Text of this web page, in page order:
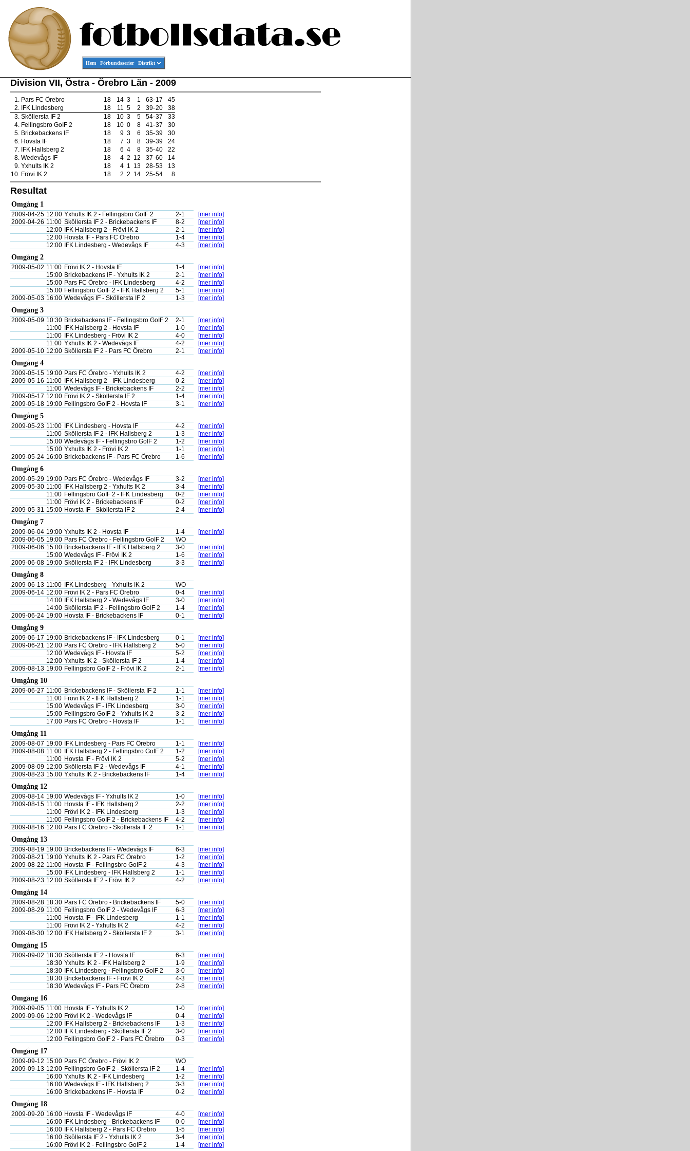
Hem Förbundsserier Distrikt
Division VII, Östra - Örebro Län - 2009
1. Pars FC Örebro 18 14 3 1 63-17
45
2. IFK Lindesberg 18 11 5 2 39-20
38
3. Sköllersta IF 2 18 10 3 5 54-37
33
4. Fellingsbro GoIF 2 18 10 0 8 41-37
30
5. Brickebackens IF 18 9 3 6 35-39
30
6. Hovsta IF 18 7 3 8 39-39
24
7. IFK Hallsberg 2 18 6 4 8 35-40
22
8. Wedevågs IF 18 4 2 12 37-60
14
9. Yxhults IK 2 18 4 1 13 28-53
13
10. Frövi IK 2 18 2 2 14 25-54 8
Resultat
Omgång 1
2009-04-25 12:00 Yxhults IK 2 - Fellingsbro GoIF 2 2-1
[mer info]
2009-04-26 11:00 Sköllersta IF 2 - Brickebackens IF 8-2
[mer info]
12:00
IFK Hallsberg 2 - Frövi IK 2 2-1
[mer info]
12:00 Hovsta IF - Pars FC Örebro 1-4
[mer info]
12:00
IFK Lindesberg - Wedevågs IF 4-3 [mer info]
Omgång 2
2009-05-02 11:00 Frövi IK 2 - Hovsta IF 1-4
[mer info]
15:00 Brickebackens IF - Yxhults IK 2 2-1
[mer info]
15:00 Pars FC Örebro - IFK Lindesberg 4-2
[mer info]
15:00 Fellingsbro GoIF 2 - IFK Hallsberg 2 5-1
[mer info]
2009-05-03 16:00 Wedevågs IF - Sköllersta IF 2 1-3 [mer info]
Omgång 3
2009-05-09 10:30 Brickebackens IF - Fellingsbro GoIF 2 2-1
[mer info]
11:00
IFK Hallsberg 2 - Hovsta IF 1-0
[mer info]
11:00
IFK Lindesberg - Frövi IK 2 4-0
[mer info]
11:00 Yxhults IK 2 - Wedevågs IF 4-2
[mer info]
2009-05-10 12:00 Sköllersta IF 2 - Pars FC Örebro 2-1 [mer info]
Omgång 4
2009-05-15 19:00 Pars FC Örebro - Yxhults IK 2 4-2
[mer info]
2009-05-16 11:00 IFK Hallsberg 2 - IFK Lindesberg 0-2
[mer info]
11:00 Wedevågs IF - Brickebackens IF 2-2
[mer info]
2009-05-17 12:00 Frövi IK 2 - Sköllersta IF 2 1-4
[mer info]
2009-05-18 19:00 Fellingsbro GoIF 2 - Hovsta IF 3-1 [mer info]
Omgång 5
2009-05-23 11:00 IFK Lindesberg - Hovsta IF 4-2
[mer info]
11:00 Sköllersta IF 2 - IFK Hallsberg 2 1-3
[mer info]
15:00 Wedevågs IF - Fellingsbro GoIF 2 1-2
[mer info]
15:00 Yxhults IK 2 - Frövi IK 2 1-1
[mer info]
2009-05-24 16:00 Brickebackens IF - Pars FC Örebro 1-6 [mer info]
Omgång 6
2009-05-29 19:00 Pars FC Örebro - Wedevågs IF 3-2
[mer info]
2009-05-30 11:00 IFK Hallsberg 2 - Yxhults IK 2 3-4
[mer info]
11:00 Fellingsbro GoIF 2 - IFK Lindesberg 0-2
[mer info]
11:00 Frövi IK 2 - Brickebackens IF 0-2
[mer info]
2009-05-31 15:00 Hovsta IF - Sköllersta IF 2 2-4 [mer info]
Omgång 7
2009-06-04 19:00 Yxhults IK 2 - Hovsta IF 1-4
[mer info]
2009-06-05 19:00 Pars FC Örebro - Fellingsbro GoIF 2
WO
2009-06-06 15:00 Brickebackens IF - IFK Hallsberg 2 3-0
[mer info]
15:00 Wedevågs IF - Frövi IK 2 1-6
[mer info]
2009-06-08 19:00 Sköllersta IF 2 - IFK Lindesberg 3-3 [mer info]
Omgång 8
2009-06-13 11:00 IFK Lindesberg - Yxhults IK 2
WO
2009-06-14 12:00 Frövi IK 2 - Pars FC Örebro 0-4
[mer info]
14:00
IFK Hallsberg 2 - Wedevågs IF 3-0
[mer info]
14:00 Sköllersta IF 2 - Fellingsbro GoIF 2 1-4
[mer info]
2009-06-24 19:00 Hovsta IF - Brickebackens IF 0-1 [mer info]
Omgång 9
2009-06-17 19:00 Brickebackens IF - IFK Lindesberg 0-1
[mer info]
2009-06-21 12:00 Pars FC Örebro - IFK Hallsberg 2 5-0
[mer info]
12:00 Wedevågs IF - Hovsta IF 5-2
[mer info]
12:00 Yxhults IK 2 - Sköllersta IF 2 1-4
[mer info]
2009-08-13 19:00 Fellingsbro GoIF 2 - Frövi IK 2 2-1 [mer info]
Omgång 10
2009-06-27 11:00 Brickebackens IF - Sköllersta IF 2 1-1
[mer info]
11:00 Frövi IK 2 - IFK Hallsberg 2 1-1
[mer info]
15:00 Wedevågs IF - IFK Lindesberg 3-0
[mer info]
15:00 Fellingsbro GoIF 2 - Yxhults IK 2 3-2
[mer info]
17:00 Pars FC Örebro - Hovsta IF 1-1 [mer info]
Omgång 11
2009-08-07 19:00 IFK Lindesberg - Pars FC Örebro 1-1
[mer info]
2009-08-08 11:00 IFK Hallsberg 2 - Fellingsbro GoIF 2 1-2
[mer info]
11:00 Hovsta IF - Frövi IK 2 5-2
[mer info]
2009-08-09 12:00 Sköllersta IF 2 - Wedevågs IF 4-1
[mer info]
2009-08-23 15:00 Yxhults IK 2 - Brickebackens IF 1-4 [mer info]
Omgång 12
2009-08-14 19:00 Wedevågs IF - Yxhults IK 2 1-0
[mer info]
2009-08-15 11:00 Hovsta IF - IFK Hallsberg 2 2-2
[mer info]
11:00 Frövi IK 2 - IFK Lindesberg 1-3
[mer info]
11:00 Fellingsbro GoIF 2 - Brickebackens IF 4-2
[mer info]
2009-08-16 12:00 Pars FC Örebro - Sköllersta IF 2 1-1 [mer info]
Omgång 13
2009-08-19 19:00 Brickebackens IF - Wedevågs IF 6-3
[mer info]
2009-08-21 19:00 Yxhults IK 2 - Pars FC Örebro 1-2
[mer info]
2009-08-22 11:00 Hovsta IF - Fellingsbro GoIF 2 4-3
[mer info]
15:00
IFK Lindesberg - IFK Hallsberg 2 1-1
[mer info]
2009-08-23 12:00 Sköllersta IF 2 - Frövi IK 2 4-2 [mer info]
Omgång 14
2009-08-28 18:30 Pars FC Örebro - Brickebackens IF 5-0
[mer info]
2009-08-29 11:00 Fellingsbro GoIF 2 - Wedevågs IF 6-3
[mer info]
11:00 Hovsta IF - IFK Lindesberg 1-1
[mer info]
11:00 Frövi IK 2 - Yxhults IK 2 4-2
[mer info]
2009-08-30 12:00 IFK Hallsberg 2 - Sköllersta IF 2 3-1 [mer info]
Omgång 15
2009-09-02 18:30 Sköllersta IF 2 - Hovsta IF 6-3
[mer info]
18:30 Yxhults IK 2 - IFK Hallsberg 2 1-9
[mer info]
18:30
IFK Lindesberg - Fellingsbro GoIF 2 3-0
[mer info]
18:30 Brickebackens IF - Frövi IK 2 4-3
[mer info]
18:30 Wedevågs IF - Pars FC Örebro 2-8 [mer info]
Omgång 16
2009-09-05 11:00 Hovsta IF - Yxhults IK 2 1-0
[mer info]
2009-09-06 12:00 Frövi IK 2 - Wedevågs IF 0-4
[mer info]
12:00
IFK Hallsberg 2 - Brickebackens IF 1-3
[mer info]
12:00
IFK Lindesberg - Sköllersta IF 2 3-0
[mer info]
12:00 Fellingsbro GoIF 2 - Pars FC Örebro 0-3 [mer info]
Omgång 17
2009-09-12 15:00 Pars FC Örebro - Frövi IK 2
WO
2009-09-13 12:00 Fellingsbro GoIF 2 - Sköllersta IF 2 1-4
[mer info]
16:00 Yxhults IK 2 - IFK Lindesberg 1-2
[mer info]
16:00 Wedevågs IF - IFK Hallsberg 2 3-3
[mer info]
16:00 Brickebackens IF - Hovsta IF 0-2 [mer info]
Omgång 18
2009-09-20 16:00 Hovsta IF - Wedevågs IF 4-0
[mer info]
16:00
IFK Lindesberg - Brickebackens IF 0-0
[mer info]
16:00
IFK Hallsberg 2 - Pars FC Örebro 1-5
[mer info]
16:00 Sköllersta IF 2 - Yxhults IK 2 3-4
[mer info]
16:00 Frövi IK 2 - Fellingsbro GoIF 2 1-4 [mer info]